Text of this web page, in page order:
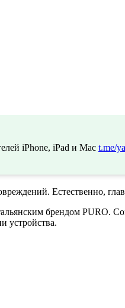
iPhone, iPad и Mac t.me/
Естественно,
брендом PURO.
устройства.